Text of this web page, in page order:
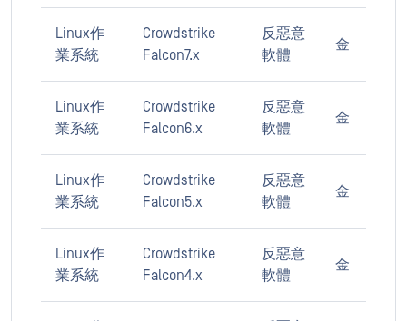
Linux作
業系統
Crowdstrike
Falcon7.x
反惡意
軟體
金
Linux作
業系統
Crowdstrike
Falcon6.x
反惡意
軟體
金
Linux作
業系統
Crowdstrike
Falcon5.x
反惡意
軟體
金
Linux作
業系統
Crowdstrike
Falcon4.x
反惡意
軟體
金